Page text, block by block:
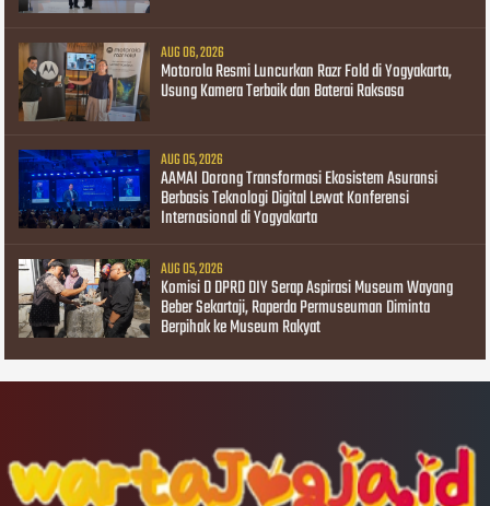
AUG 06, 2026
Motorola Resmi Luncurkan Razr Fold di Yogyakarta,
Usung Kamera Terbaik dan Baterai Raksasa
AUG 05, 2026
AAMAI Dorong Transformasi Ekosistem Asuransi
Berbasis Teknologi Digital Lewat Konferensi
Internasional di Yogyakarta
AUG 05, 2026
Komisi D DPRD DIY Serap Aspirasi Museum Wayang
Beber Sekartaji, Raperda Permuseuman Diminta
Berpihak ke Museum Rakyat